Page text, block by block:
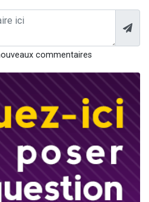
commentaires